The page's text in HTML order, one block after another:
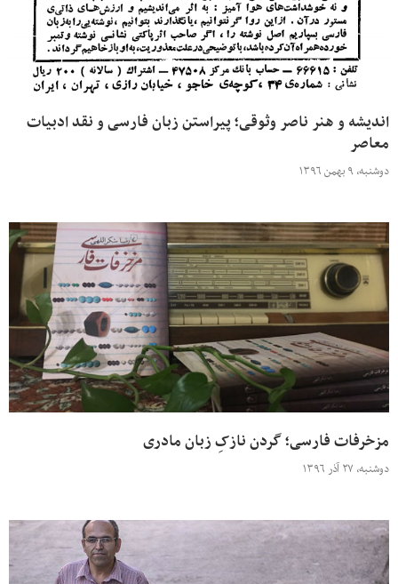
اندیشه و هنر ناصر وثوقی؛ پیراستن زبان فارسی و نقد ادبیات
معاصر
دوشنبه، ۹ بهمن ۱۳۹۶
مزخرفات فارسی؛ گردن نازکِ زبان مادری
دوشنبه، ۲۷ آذر ۱۳۹۶